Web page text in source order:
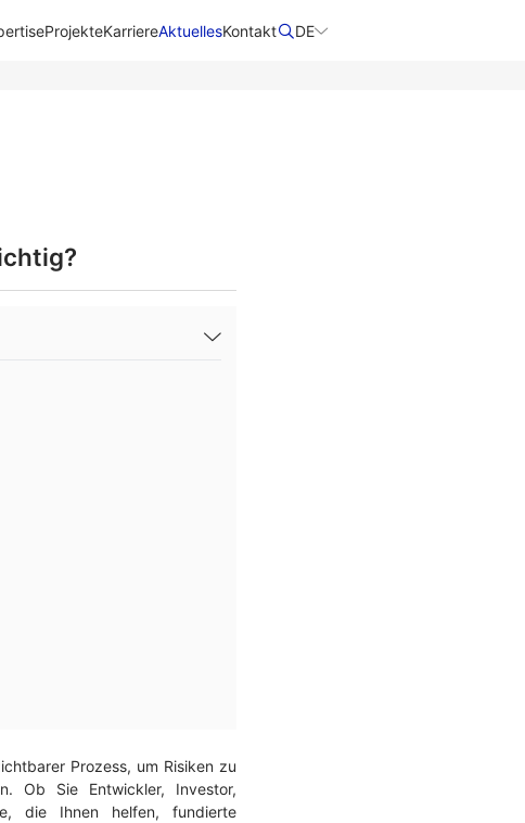
ProjekteKarriereAktuellesKontakt DE
Prozess, um Risiken zu
Ob Sie Entwickler, Investor,
die Ihnen helfen, fundierte